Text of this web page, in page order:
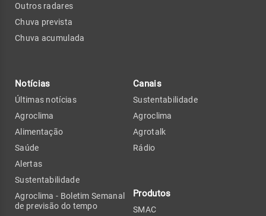
Outros radares
Chuva prevista
Chuva acumulada
Notícias
Últimas notícias
Agroclima
Alimentação
Saúde
Alertas
Sustentabilidade
Agroclima - Boletim Semanal
de previsão do tempo
Canais
Sustentabilidade
Agroclima
Agrotalk
Rádio
Produtos
SMAC